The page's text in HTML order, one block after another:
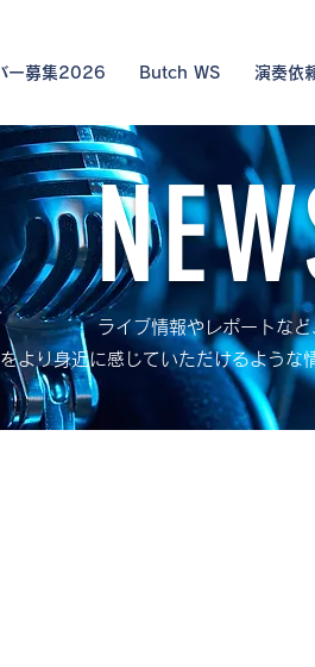
ー募集2026 Butch WS 演奏依
ライブ情報やレポートなど
身近に感じていただけるような情